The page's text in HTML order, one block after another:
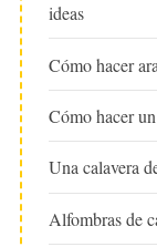
ideas
Cómo hacer
Cómo hacer
Una calavera
Alfombras de